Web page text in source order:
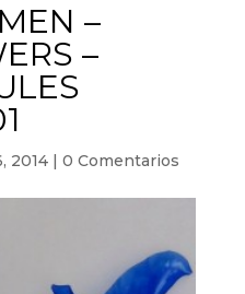
–
–
2014| 0 Comentarios